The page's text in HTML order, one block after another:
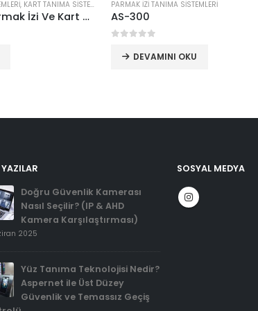
, KART TANIMA SİSTEMLERİ
KPN16 – EMW Parmak İzi Ve Kart Okuyucu
PARMAK İZİ TANIMA SİSTEMLERİ
AS-300
DEVAMINI OKU
Doğru Güvenlik Kamerası
Nasıl Seçilir? (IP & AHD
Kamera Karşılaştırması)
2025
Yüz Tanıma Teknolojisi Nedir?
Aspernet ile Üst Düzey
Güvenlik ve Temassız Geçiş
SOSYAL MEDYA